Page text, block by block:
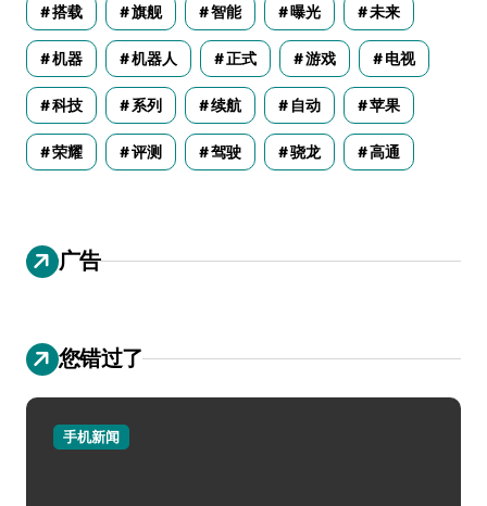
搭载 旗舰 智能 曝光 未来
机器 机器人 正式 游戏 电视
科技 系列 续航 自动 苹果
荣耀 评测 驾驶 骁龙 高通
广告
您错过了
手机新闻